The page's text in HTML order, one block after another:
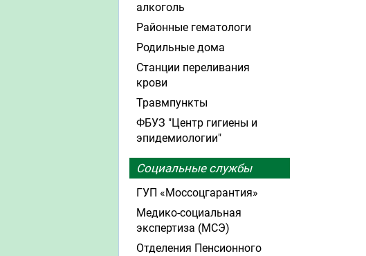
алкоголь
Районные гематологи
Родильные дома
Станции переливания
крови
Травмпункты
ФБУЗ "Центр гигиены и
эпидемиологии"
Социальные службы
ГУП «Моссоцгарантия»
Медико-социальная
экспертиза (МСЭ)
Отделения Пенсионного